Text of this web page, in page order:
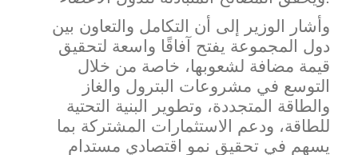
وأشار الوزير إلى أن التكامل والتعاون بين
دول المجموعة يفتح آفاقًا واسعة لتحقيق
قيمة مضافة لشعوبها، خاصة من خلال
التوسع في مشروعات البترول والغاز
والطاقة المتجددة، وتطوير البنية التحتية
للطاقة، ودعم الاستثمارات المشتركة بما
يسهم في تحقيق نمو اقتصادي مستدام